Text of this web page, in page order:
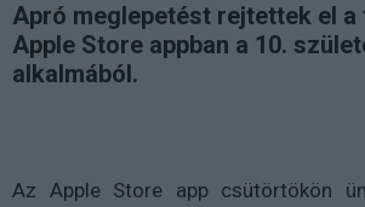
Apró meglepetést rejtettek el
Apple Store appban a 10.
alkalmából.
Az Apple Store app csütörtökön